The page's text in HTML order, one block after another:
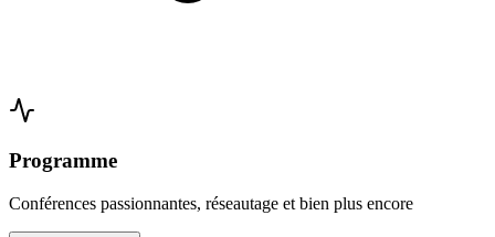
Programme
Conférences passionnantes, réseautage et bien plus encore